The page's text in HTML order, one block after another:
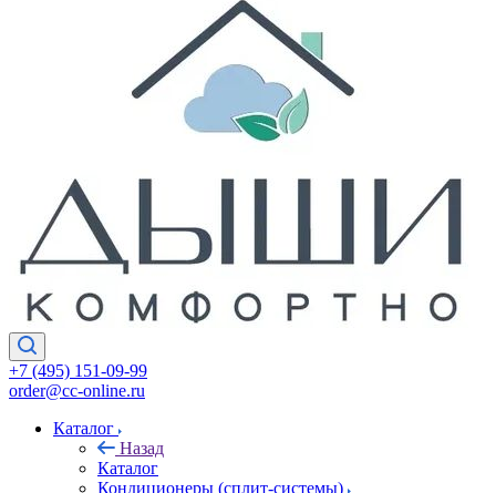
+7 (495) 151-09-99
order@cc-online.ru
Каталог
Назад
Каталог
Кондиционеры (сплит-системы)